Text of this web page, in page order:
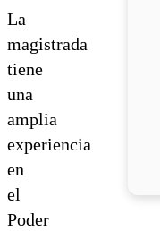
La
magistrada
tiene
una
amplia
experiencia
en
el
Poder